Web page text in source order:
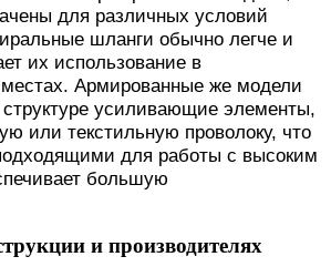
для различных условий
шланги обычно легче и
их использование в
Армированные же модели
усиливающие элементы,
или текстильную проволоку, что
для работы с высоким
большую
и производителях